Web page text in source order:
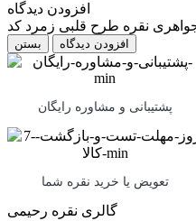
افزودن دیدگاه
بستن
پشتیبانی و مشاوره رایگان
تعویض یا خرید نقره شما
گالری نقره رحیمی